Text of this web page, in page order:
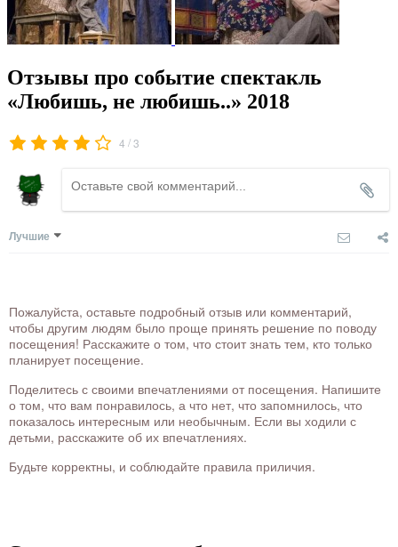
Отзывы про событие спектакль
«Любишь, не любишь..» 2018
4 /3
Лучшие
Пожалуйста, оставьте подробный отзыв или комментарий,
чтобы другим людям было проще принять решение по поводу
посещения! Расскажите о том, что стоит знать тем, кто только
планирует посещение.
Поделитесь с своими впечатлениями от посещения. Напишите
о том, что вам понравилось, а что нет, что запомнилось, что
показалось интересным или необычным. Если вы ходили с
детьми, расскажите об их впечатлениях.
Будьте корректны, и соблюдайте правила приличия.